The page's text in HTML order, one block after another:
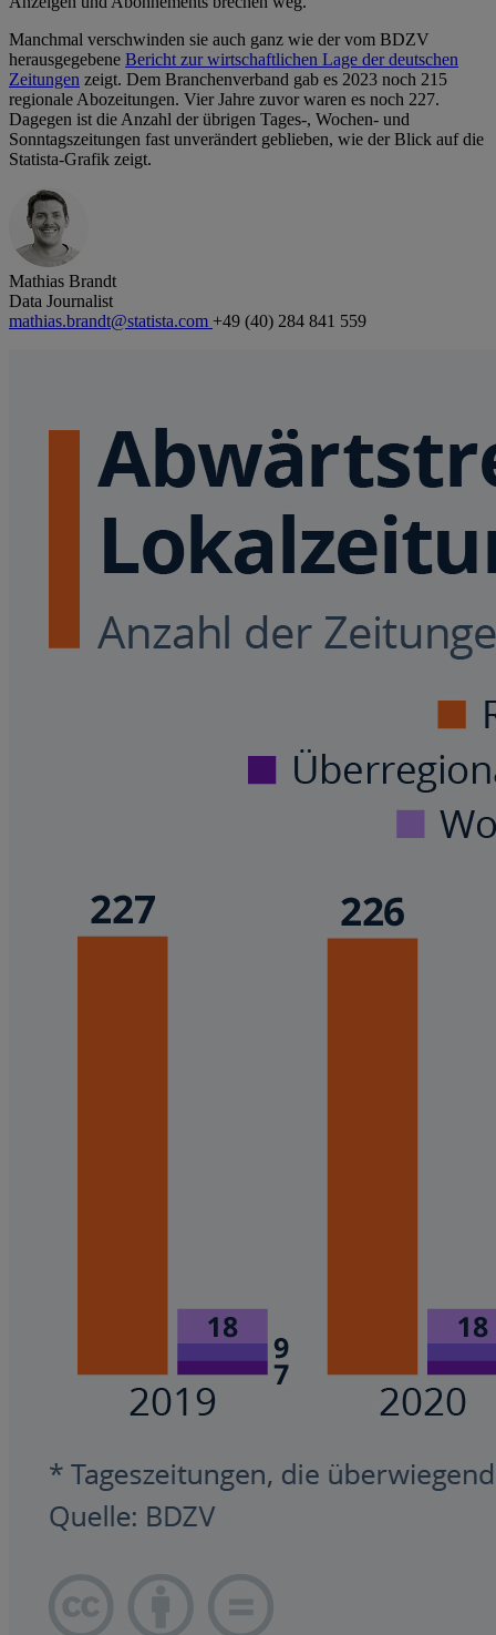
Manchmal verschwinden sie auch ganz wie der vom BDZV
herausgegebene Bericht zur wirtschaftlichen Lage der deutschen
Zeitungen zeigt. Dem Branchenverband gab es 2023 noch 215
regionale Abozeitungen. Vier Jahre zuvor waren es noch 227.
Dagegen ist die Anzahl der übrigen Tages-, Wochen- und
Sonntagszeitungen fast unverändert geblieben, wie der Blick auf die
Statista-Grafik zeigt.
Mathias Brandt
Data Journalist
mathias.brandt@statista.com +49 (40) 284 841 559